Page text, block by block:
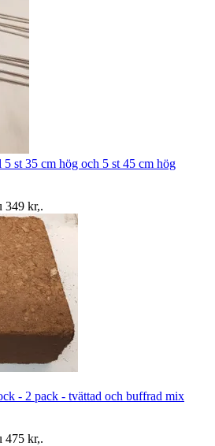
st 35 cm hög och 5 st 45 cm hög
349 kr,.
- 2 pack - tvättad och buffrad mix
475 kr,.